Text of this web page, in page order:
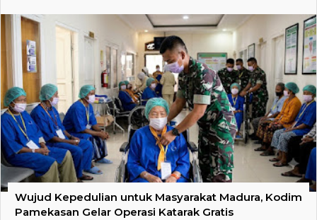
Wujud Kepedulian untuk Masyarakat Madura, Kodim
Pamekasan Gelar Operasi Katarak Gratis